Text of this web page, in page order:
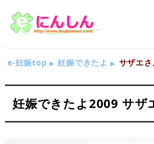
e-妊娠top 妊娠できたよ サザエ
妊娠できたよ2009 サザ